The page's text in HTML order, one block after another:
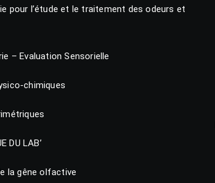
pour l’étude et le traitement des odeurs et
– Evaluation Sensorielle
chimiques
DU LAB’
la gêne olfactive